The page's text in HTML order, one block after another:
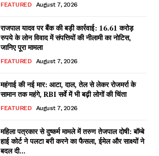
FEATURED August 7, 2026
राजपाल यादव पर बैंक की बड़ी कार्रवाई: 16.61 करोड़
रुपये के लोन विवाद में संपत्तियों की नीलामी का नोटिस,
जानिए पूरा मामला
FEATURED August 7, 2026
महंगाई की नई मार: आटा, दाल, तेल से लेकर रोजमर्रा के
सामान तक महंगे, RBI सर्वे में भी बढ़ी लोगों की चिंता
FEATURED August 7, 2026
महिला पत्रकार से दुष्कर्म मामले में तरुण तेजपाल दोषी: बॉम्बे
हाई कोर्ट ने पलटा बरी करने का फैसला, ईमेल और साक्ष्यों ने
बदल दी...